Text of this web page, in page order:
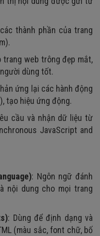
thành phần của trang
trang web trông đẹp mắt,
dùng tốt.
ứng lại các hành động
tạo hiệu ứng động.
cầu và nhận dữ liệu từ
JavaScript and
: Ngôn ngữ đánh
nội dung cho mọi trang
: Dùng để định dạng và
(màu sắc, font chữ, bố